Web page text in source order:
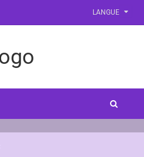
LANGUE